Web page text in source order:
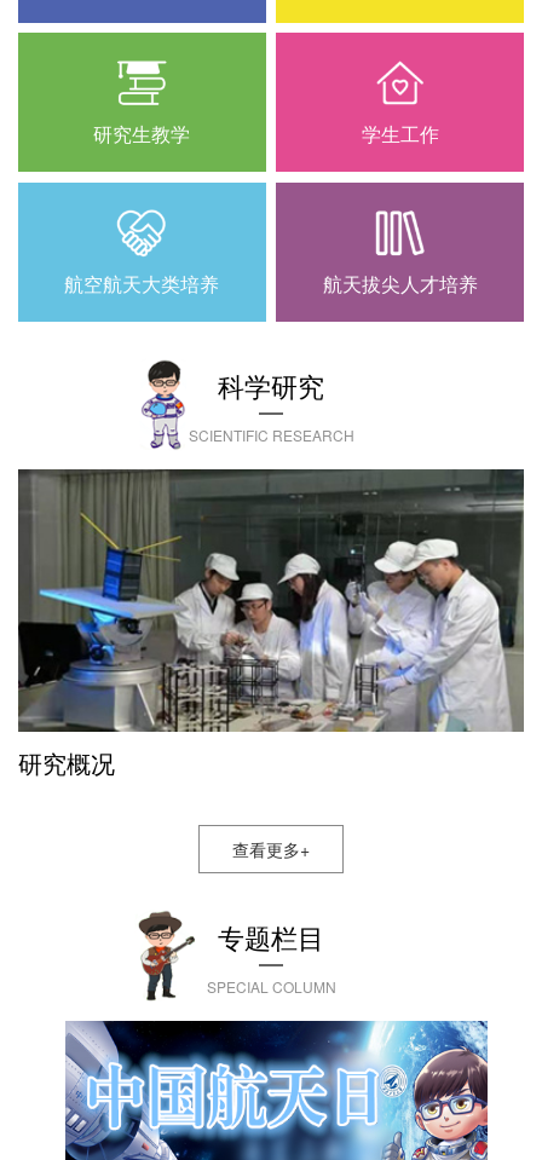
研究生教学 学生工作
航空航天大类培养 航天拔尖人才培养
科学研究
SCIENTIFIC RESEARCH
研究概况
查看更多+
专题栏目
SPECIAL COLUMN